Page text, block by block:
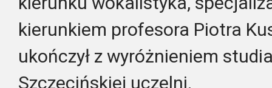
kierunkiem profesora Piotra
ukończył z wyróżnieniem
Szczecińskiej uczelni.